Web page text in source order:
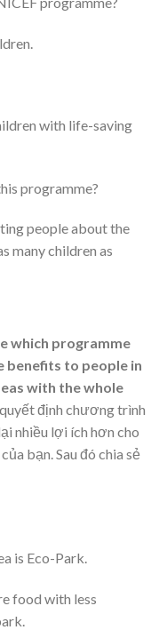
with life-saving
programme?
people about the
many children as
which programme
benefits to people in
with the whole
định chương trình
nhiều lợi ích hơn cho
bạn. Sau đó chia sẻ
is Eco-Park.
food with less